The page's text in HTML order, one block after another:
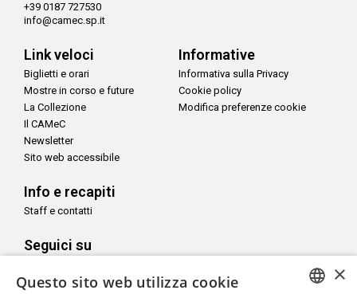
+39 0187 727530
info@camec.sp.it
Link veloci
Biglietti e orari
Mostre in corso e future
La Collezione
Il CAMeC
Newsletter
Sito web accessibile
Informative
Informativa sulla Privacy
Cookie policy
Modifica preferenze cookie
Info e recapiti
Staff e contatti
Seguici su
×
Questo sito web utilizza cookie